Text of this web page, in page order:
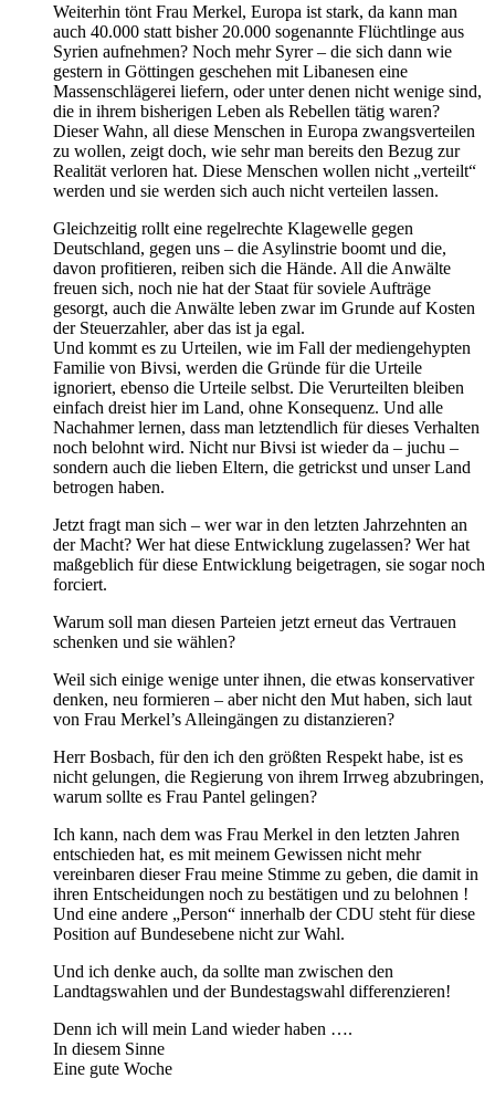
Weiterhin tönt Frau Merkel, Europa ist stark, da kann man
auch 40.000 statt bisher 20.000 sogenannte Flüchtlinge aus
Syrien aufnehmen? Noch mehr Syrer – die sich dann wie
gestern in Göttingen geschehen mit Libanesen eine
Massenschlägerei liefern, oder unter denen nicht wenige sind,
die in ihrem bisherigen Leben als Rebellen tätig waren?
Dieser Wahn, all diese Menschen in Europa zwangsverteilen
zu wollen, zeigt doch, wie sehr man bereits den Bezug zur
Realität verloren hat. Diese Menschen wollen nicht „verteilt“
werden und sie werden sich auch nicht verteilen lassen.
Gleichzeitig rollt eine regelrechte Klagewelle gegen
Deutschland, gegen uns – die Asylinstrie boomt und die,
davon profitieren, reiben sich die Hände. All die Anwälte
freuen sich, noch nie hat der Staat für soviele Aufträge
gesorgt, auch die Anwälte leben zwar im Grunde auf Kosten
der Steuerzahler, aber das ist ja egal.
Und kommt es zu Urteilen, wie im Fall der mediengehypten
Familie von Bivsi, werden die Gründe für die Urteile
ignoriert, ebenso die Urteile selbst. Die Verurteilten bleiben
einfach dreist hier im Land, ohne Konsequenz. Und alle
Nachahmer lernen, dass man letztendlich für dieses Verhalten
noch belohnt wird. Nicht nur Bivsi ist wieder da – juchu –
sondern auch die lieben Eltern, die getrickst und unser Land
betrogen haben.
Jetzt fragt man sich – wer war in den letzten Jahrzehnten an
der Macht? Wer hat diese Entwicklung zugelassen? Wer hat
maßgeblich für diese Entwicklung beigetragen, sie sogar noch
forciert.
Warum soll man diesen Parteien jetzt erneut das Vertrauen
schenken und sie wählen?
Weil sich einige wenige unter ihnen, die etwas konservativer
denken, neu formieren – aber nicht den Mut haben, sich laut
von Frau Merkel’s Alleingängen zu distanzieren?
Herr Bosbach, für den ich den größten Respekt habe, ist es
nicht gelungen, die Regierung von ihrem Irrweg abzubringen,
warum sollte es Frau Pantel gelingen?
Ich kann, nach dem was Frau Merkel in den letzten Jahren
entschieden hat, es mit meinem Gewissen nicht mehr
vereinbaren dieser Frau meine Stimme zu geben, die damit in
ihren Entscheidungen noch zu bestätigen und zu belohnen !
Und eine andere „Person“ innerhalb der CDU steht für diese
Position auf Bundesebene nicht zur Wahl.
Und ich denke auch, da sollte man zwischen den
Landtagswahlen und der Bundestagswahl differenzieren!
Denn ich will mein Land wieder haben ….
In diesem Sinne
Eine gute Woche